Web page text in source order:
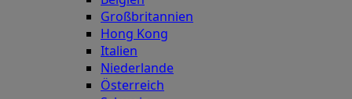
Großbritannien
Hong Kong
Italien
Niederlande
Österreich